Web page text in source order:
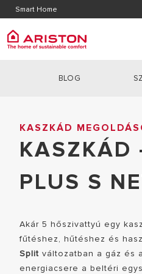
Smart Home
ARISTON
DOLGOZZ NÁLUNK
KAZÁNOK
HŐSZIVATTYÚK
NAPKOLLEKTOR
LÉGKONDICIONÁLÓK
SMART HOME
BLOG
KASZKÁD
KASZKÁD
PLUS S
Akár 5 hőszivattyú egy
fűtéshez, hűtéshez és
Split változatban a gáz és
energiacsere a beltéri